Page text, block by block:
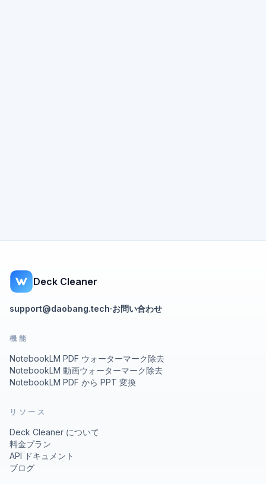
Deck Cleaner
support@daobang.tech·お問い合わせ
機能
NotebookLM PDF ウォーターマーク除去
NotebookLM 動画ウォーターマーク除去
NotebookLM PDF から PPT 変換
リソース
Deck Cleaner について
料金プラン
API ドキュメント
ブログ